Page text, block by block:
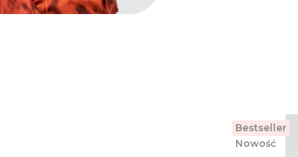
Bestseller
Nowość